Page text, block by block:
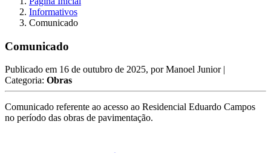
Informativos
Comunicado
Comunicado
Publicado em 16 de outubro de 2025, porManoel Junior |
Categoria: Obras
Comunicado referente ao acesso ao Residencial Eduardo Campos
no período das obras de pavimentação.